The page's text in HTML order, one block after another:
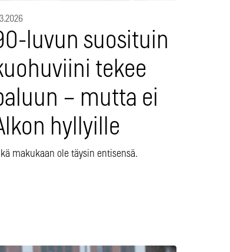
luvun suosituin
tekee
– mutta ei
hyllyille
makukaan ole täysin entisensä.